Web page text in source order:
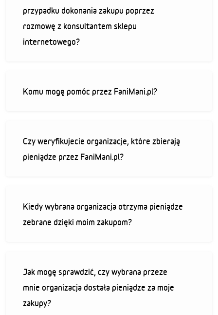
przypadku dokonania zakupu poprzez
rozmowę z konsultantem sklepu
internetowego?
Komu mogę pomóc przez FaniMani.pl?
Czy weryfikujecie organizacje, które zbierają
pieniądze przez FaniMani.pl?
Kiedy wybrana organizacja otrzyma pieniądze
zebrane dzięki moim zakupom?
Jak mogę sprawdzić, czy wybrana przeze
mnie organizacja dostała pieniądze za moje
zakupy?